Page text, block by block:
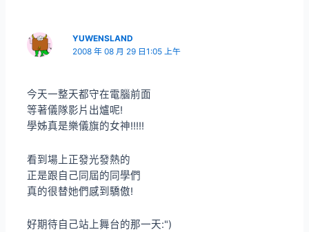
YUWENSLAND
2008 年 08 月 29 日1:05 上午
今天一整天都守在電腦前面
等著儀隊影片出爐呢!
學姊真是樂儀旗的女神!!!!!
看到場上正發光發熱的
正是跟自己同屆的同學們
真的很替她們感到驕傲!
好期待自己站上舞台的那一天:")